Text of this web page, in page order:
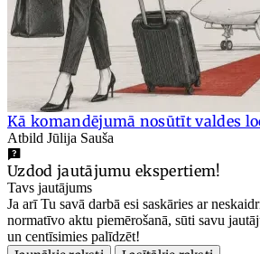
Kā komandējumā nosūtīt valdes
Atbild Jūlija Sauša
Uzdod jautājumu ekspertiem!
Tavs jautājums
Ja arī Tu savā darbā esi saskāries ar
normatīvo aktu piemērošanā, sūti savu
un centīsimies palīdzēt!